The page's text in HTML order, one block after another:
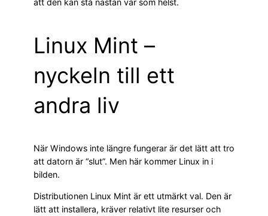
Linux Mint –
nyckeln till ett
andra liv
När Windows inte längre fungerar är det lätt att tro
att datorn är “slut”. Men här kommer Linux in i
bilden.
Distributionen Linux Mint är ett utmärkt val. Den är
lätt att installera, kräver relativt lite resurser och